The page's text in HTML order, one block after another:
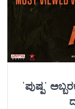
ʻಪುಷ್ಪʼ